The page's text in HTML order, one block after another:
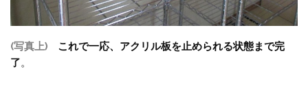
(写真上)
これで一応、アクリル板を止められる状態まで完
了。